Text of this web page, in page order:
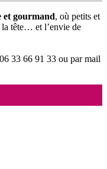
et gourmand, où petits et
la tête… et l’envie de
33 66 91 33 ou par mail